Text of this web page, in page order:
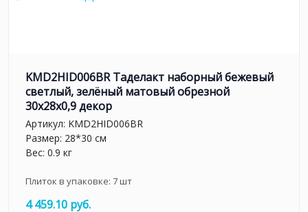
KMD2HID006BR Таделакт наборный бежевый
светлый, зелёный матовый обрезной
30x28x0,9 декор
Артикул: KMD2HID006BR
Размер: 28*30 см
Вес: 0.9 кг
Плиток в упаковке: 7шт
4 459.10 руб.